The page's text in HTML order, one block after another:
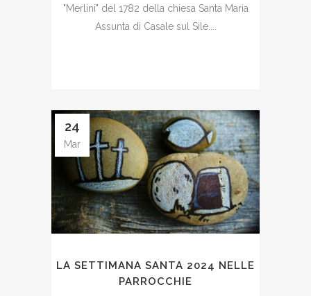
"Merlini" del 1782 della chiesa Santa Maria
Assunta di Casale sul Sile....
24
Mar
LA SETTIMANA SANTA 2024 NELLE
PARROCCHIE